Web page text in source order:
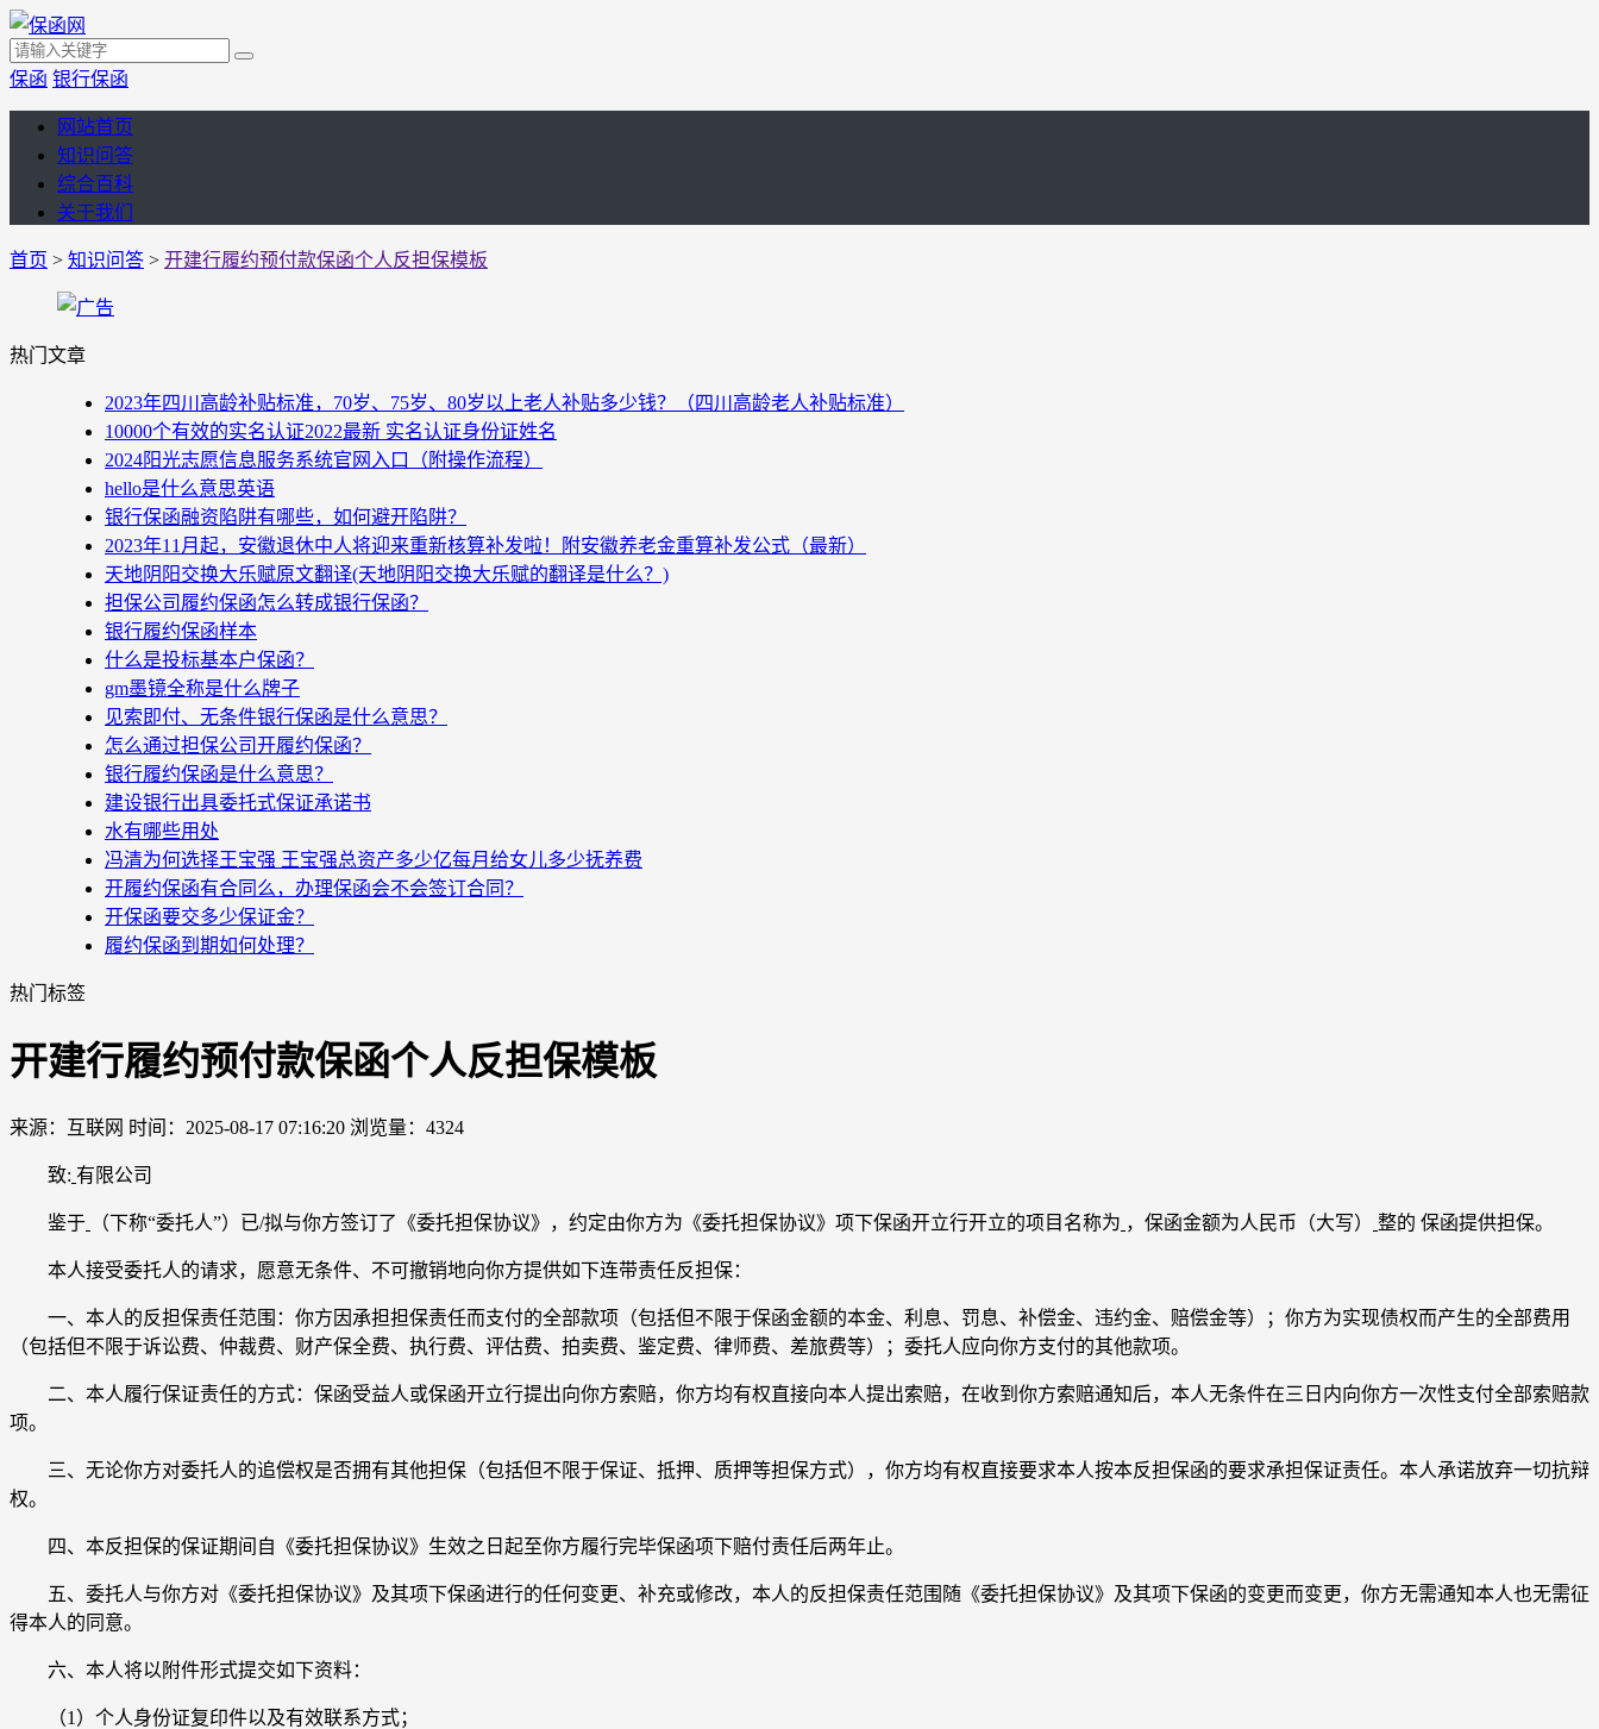
保函 银行保函
网站首页
知识问答
综合百科
关于我们
首页 > 知识问答 > 开建行履约预付款保函个人反担保模板
热门文章
2023年四川高龄补贴标准，70岁、75岁、80岁以上老人补贴多少钱？（四川高龄老人补贴标准）
10000个有效的实名认证2022最新 实名认证身份证姓名
2024阳光志愿信息服务系统官网入口（附操作流程）
hello是什么意思英语
银行保函融资陷阱有哪些，如何避开陷阱？
2023年11月起，安徽退休中人将迎来重新核算补发啦！附安徽养老金重算补发公式（最新）
天地阴阳交换大乐赋原文翻译(天地阴阳交换大乐赋的翻译是什么？)
担保公司履约保函怎么转成银行保函？
银行履约保函样本
什么是投标基本户保函？
gm墨镜全称是什么牌子
见索即付、无条件银行保函是什么意思？
怎么通过担保公司开履约保函？
银行履约保函是什么意思？
建设银行出具委托式保证承诺书
水有哪些用处
冯清为何选择王宝强 王宝强总资产多少亿每月给女儿多少抚养费
开履约保函有合同么，办理保函会不会签订合同？
开保函要交多少保证金？
履约保函到期如何处理？
热门标签
开建行履约预付款保函个人反担保模板
来源：互联网 时间：2025-08-17 07:16:20 浏览量：4324
致: 有限公司
鉴于 （下称“委托人”）已/拟与你方签订了《委托担保协议》，约定由你方为《委托担保协议》项下保函开立行开立的项目名称为 ，保函金额为人民币（大写） 整的 保函提供担保。
本人接受委托人的请求，愿意无条件、不可撤销地向你方提供如下连带责任反担保：
一、本人的反担保责任范围：你方因承担担保责任而支付的全部款项（包括但不限于保函金额的本金、利息、罚息、补偿金、违约金、赔偿金等）；你方为实现债权而产生的全部费用
（包括但不限于诉讼费、仲裁费、财产保全费、执行费、评估费、拍卖费、鉴定费、律师费、差旅费等）；委托人应向你方支付的其他款项。
二、本人履行保证责任的方式：保函受益人或保函开立行提出向你方索赔，你方均有权直接向本人提出索赔，在收到你方索赔通知后，本人无条件在三日内向你方一次性支付全部索赔款
项。
三、无论你方对委托人的追偿权是否拥有其他担保（包括但不限于保证、抵押、质押等担保方式），你方均有权直接要求本人按本反担保函的要求承担保证责任。本人承诺放弃一切抗辩
权。
四、本反担保的保证期间自《委托担保协议》生效之日起至你方履行完毕保函项下赔付责任后两年止。
五、委托人与你方对《委托担保协议》及其项下保函进行的任何变更、补充或修改，本人的反担保责任范围随《委托担保协议》及其项下保函的变更而变更，你方无需通知本人也无需征
得本人的同意。
六、本人将以附件形式提交如下资料：
（1）个人身份证复印件以及有效联系方式；